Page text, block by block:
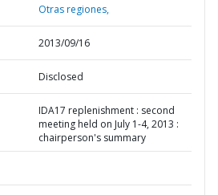
Otras regiones,
2013/09/16
Disclosed
IDA17 replenishment : second
meeting held on July 1-4, 2013 :
chairperson's summary